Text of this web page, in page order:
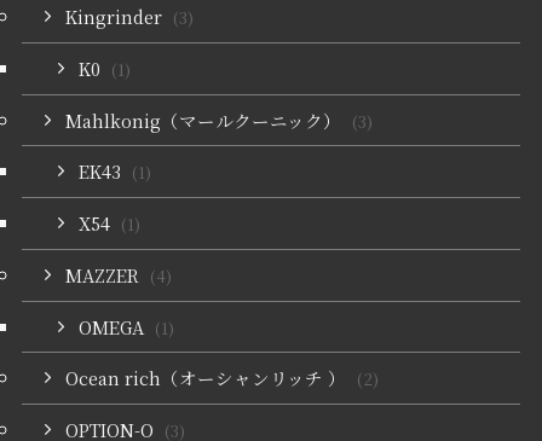
Kingrinder (3)
K0 (1)
Mahlkonig（マールクーニック） (3)
EK43 (1)
X54 (1)
MAZZER (4)
OMEGA (1)
Ocean rich（オーシャンリッチ ） (2)
OPTION-O (3)